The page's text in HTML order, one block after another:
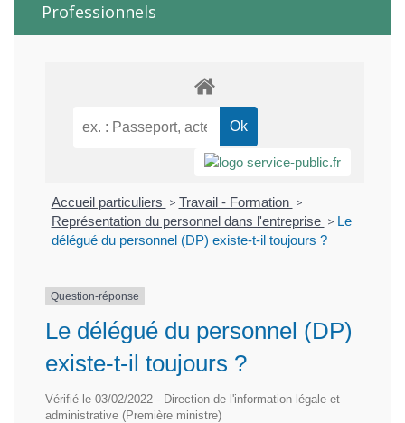
Professionnels
Accueil particuliers > Travail - Formation >
Représentation du personnel dans l'entreprise > Le
délégué du personnel (DP) existe-t-il toujours ?
Question-réponse
Le délégué du personnel (DP)
existe-t-il toujours ?
Vérifié le 03/02/2022 - Direction de l'information légale et
administrative (Première ministre)